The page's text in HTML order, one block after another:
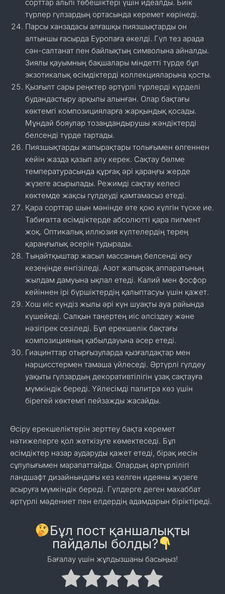
сорттар альпі төбешіктері үшін идеалды. Биік
түрлер гүлзардың ортасында керемет көрінеді.
Парсы ханзадасы алғашқы пиязшықтарды он
алтыншы ғасырда Еуропаға әкелді. Гүл тез арада
сән-салтанат пен байлықтың символына айналды.
Зиялы қауымның бақшалары міндетті түрде бұл
экзотикалық өсімдіктерді коллекцияларына қосты.
Қызғылт сары реңктер әртүрлі түрлерді күрделі
будандастыру арқылы алынған. Олар бақтағы
көктемгі композицияларға жарқындық қосады.
Мұндай бояулар тозаңдандырушы жәндіктерді
белсенді түрде тартады.
Пиязшықтарды жапырақтары толығымен өлгеннен
кейін жазда қазып алу керек. Сақтау бөлме
температурасында құрғақ әрі қараңғы жерде
жүзеге асырылады. Режимді сақтау келесі
көктемде жақсы гүлдеуді қамтамасыз етеді.
Қара сорттар шын мәнінде өте қою күлгін түске ие.
Табиғатта өсімдіктерде абсолютті қара пигмент
жоқ. Оптикалық иллюзия күлтелердің терең
қараңғылық әсерін тудырады.
Тыңайтқыштар жасыл массаның белсенді өсу
кезеңінде енгізіледі. Азот жапырақ аппаратының
жылдам дамуына ықпал етеді. Калий мен фосфор
кейіннен ірі бүршіктердің қалыптасуы үшін қажет.
Хош иіс күндіз жылы әрі күн шуақты ауа райында
күшейеді. Салқын таңертең иіс әлсіздеу және
нәзігірек сезіледі. Бұл ерекшелік бақтағы
композицияның қабылдауына әсер етеді.
Гиацинттар отырғызуларда қызғалдақтар мен
нарцисстермен тамаша үйлеседі. Әртүрлі гүлдеу
уақыты гүлзардың декоративтілігін ұзақ сақтауға
мүмкіндік береді. Үйлесімді палитра көз үшін
бірегей көктемгі пейзажды жасайды.
Өсіру ерекшеліктерін зерттеу бақта керемет
нәтижелерге қол жеткізуге көмектеседі. Бұл
өсімдіктер назар аударуды қажет етеді, бірақ иесін
сұлулығымен марапаттайды. Олардың әртүрлілігі
ландшафт дизайнындағы кез келген идеяны жүзеге
асыруға мүмкіндік береді. Гүлдерге деген махаббат
әртүрлі мәдениет пен елдердің адамдарын біріктіреді.
Бұл пост қаншалықты
пайдалы болды?
Бағалау үшін жұлдызшаны басыңыз!